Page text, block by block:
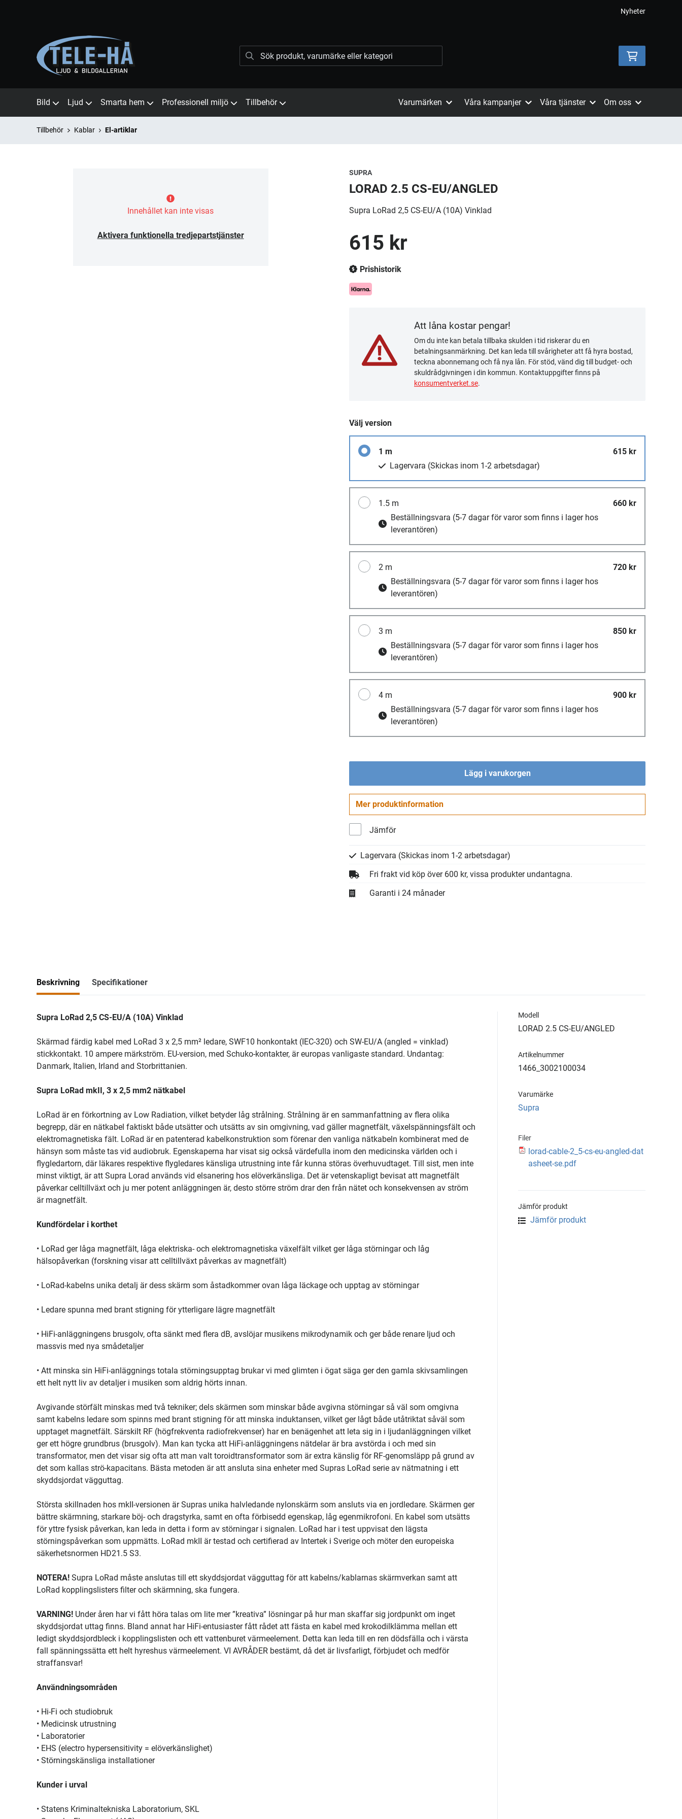
Nyheter
Bild Ljud Smarta hem Professionell miljö Tillbehör Varumärken Våra kampanjer Våra tjänster Om oss
Tillbehör Kablar El-artiklar
Innehållet kan inte visas
Aktivera funktionella tredjepartstjänster
SUPRA
LORAD 2.5 CS-EU/ANGLED
Supra LoRad 2,5 CS-EU/A (10A) Vinklad
615 kr
Prishistorik
Att låna kostar pengar!
Om du inte kan betala tillbaka skulden i tid riskerar du en
betalningsanmärkning. Det kan leda till svårigheter att få hyra bostad,
teckna abonnemang och få nya lån. För stöd, vänd dig till budget- och
skuldrådgivningen i din kommun. Kontaktuppgifter finns på
konsumentverket.se.
Välj version
1 m
615 kr
Lagervara (Skickas inom 1-2 arbetsdagar)
1.5 m
660 kr
Beställningsvara (5-7 dagar för varor som finns i lager hos
leverantören)
2 m
720 kr
Beställningsvara (5-7 dagar för varor som finns i lager hos
leverantören)
3 m
850 kr
Beställningsvara (5-7 dagar för varor som finns i lager hos
leverantören)
4 m
900 kr
Beställningsvara (5-7 dagar för varor som finns i lager hos
leverantören)
Lägg i varukorgen
Mer produktinformation
Jämför
Lagervara (Skickas inom 1-2 arbetsdagar)
Fri frakt vid köp över 600 kr, vissa produkter undantagna.
Garanti i 24 månader
Beskrivning Specifikationer
Supra LoRad 2,5 CS-EU/A (10A) Vinklad
Skärmad färdig kabel med LoRad 3 x 2,5 mm² ledare, SWF10 honkontakt (IEC-320) och SW-EU/A (angled = vinklad)
stickkontakt. 10 ampere märkström. EU-version, med Schuko-kontakter, är europas vanligaste standard. Undantag:
Danmark, Italien, Irland and Storbrittanien.
Supra LoRad mkII, 3 x 2,5 mm2 nätkabel
LoRad är en förkortning av Low Radiation, vilket betyder låg strålning. Strålning är en sammanfattning av flera olika
begrepp, där en nätkabel faktiskt både utsätter och utsätts av sin omgivning, vad gäller magnetfält, växelspänningsfält och
elektromagnetiska fält. LoRad är en patenterad kabelkonstruktion som förenar den vanliga nätkabeln kombinerat med de
hänsyn som måste tas vid audiobruk. Egenskaperna har visat sig också värdefulla inom den medicinska världen och i
flygledartorn, där läkares respektive flygledares känsliga utrustning inte får kunna störas överhuvudtaget. Till sist, men inte
minst viktigt, är att Supra Lorad används vid elsanering hos elöverkänsliga. Det är vetenskapligt bevisat att magnetfält
påverkar celltillväxt och ju mer potent anläggningen är, desto större ström drar den från nätet och konsekvensen av ström
är magnetfält.
Kundfördelar i korthet
• LoRad ger låga magnetfält, låga elektriska- och elektromagnetiska växelfält vilket ger låga störningar och låg
hälsopåverkan (forskning visar att celltillväxt påverkas av magnetfält)
• LoRad-kabelns unika detalj är dess skärm som åstadkommer ovan låga läckage och upptag av störningar
• Ledare spunna med brant stigning för ytterligare lägre magnetfält
• HiFi-anläggningens brusgolv, ofta sänkt med flera dB, avslöjar musikens mikrodynamik och ger både renare ljud och
massvis med nya smådetaljer
• Att minska sin HiFi-anläggnings totala störningsupptag brukar vi med glimten i ögat säga ger den gamla skivsamlingen
ett helt nytt liv av detaljer i musiken som aldrig hörts innan.
Avgivande störfält minskas med två tekniker; dels skärmen som minskar både avgivna störningar så väl som omgivna
samt kabelns ledare som spinns med brant stigning för att minska induktansen, vilket ger lågt både utåtriktat såväl som
upptaget magnetfält. Särskilt RF (högfrekventa radiofrekvenser) har en benägenhet att leta sig in i ljudanläggningen vilket
ger ett högre grundbrus (brusgolv). Man kan tycka att HiFi-anläggningens nätdelar är bra avstörda i och med sin
transformator, men det visar sig ofta att man valt toroidtransformator som är extra känslig för RF-genomsläpp på grund av
det som kallas strö-kapacitans. Bästa metoden är att ansluta sina enheter med Supras LoRad serie av nätmatning i ett
skyddsjordat vägguttag.
Största skillnaden hos mkII-versionen är Supras unika halvledande nylonskärm som ansluts via en jordledare. Skärmen ger
bättre skärmning, starkare böj- och dragstyrka, samt en ofta förbisedd egenskap, låg egenmikrofoni. En kabel som utsätts
för yttre fysisk påverkan, kan leda in detta i form av störningar i signalen. LoRad har i test uppvisat den lägsta
störningspåverkan som uppmätts. LoRad mkII är testad och certifierad av Intertek i Sverige och möter den europeiska
säkerhetsnormen HD21.5 S3.
NOTERA! Supra LoRad måste anslutas till ett skyddsjordat vägguttag för att kabelns/kablarnas skärmverkan samt att
LoRad kopplingslisters filter och skärmning, ska fungera.
VARNING! Under åren har vi fått höra talas om lite mer ”kreativa” lösningar på hur man skaffar sig jordpunkt om inget
skyddsjordat uttag finns. Bland annat har HiFi-entusiaster fått rådet att fästa en kabel med krokodilklämma mellan ett
ledigt skyddsjordbleck i kopplingslisten och ett vattenburet värmeelement. Detta kan leda till en ren dödsfälla och i värsta
fall spänningssätta ett helt hyreshus värmeelement. VI AVRÅDER bestämt, då det är livsfarligt, förbjudet och medför
straffansvar!
Användningsområden
• Hi-Fi och studiobruk
• Medicinsk utrustning
• Laboratorier
• EHS (electro hypersensitivity = elöverkänslighet)
• Störningskänsliga installationer
Kunder i urval
• Statens Kriminaltekniska Laboratorium, SKL
Modell
LORAD 2.5 CS-EU/ANGLED
Artikelnummer
1466_3002100034
Varumärke
Supra
Filer
lorad-cable-2_5-cs-eu-angled-dat
asheet-se.pdf
Jämför produkt
Jämför produkt